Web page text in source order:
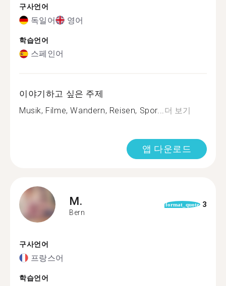
구사언어
독일어 영어
학습언어
스페인어
이야기하고 싶은 주제
Musik, Filme, Wandern, Reisen, Spor...더 보기
앱 다운로드
M.
Bern
format_quote 3
구사언어
프랑스어
학습언어